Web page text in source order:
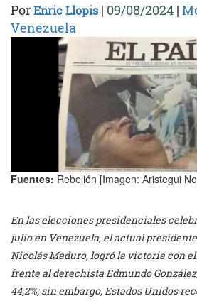
PorEnric Llopis | 09/08/2024 |
Venezuela
Fuentes: Rebelión [Imagen: Aristegui
En las elecciones presidenciales
julio en Venezuela, el actual
Nicolás Maduro, logró la victoria con el
frente al derechista Edmundo
44,2%; sin embargo, Estados Unidos